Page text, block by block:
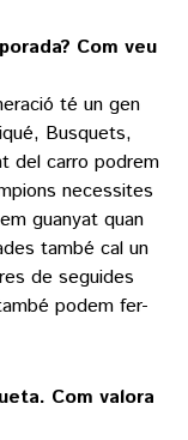
Com veu
té un gen
Busquets,
del carro podrem
necessites
guanyat quan
també cal un
de seguides
podem fer-
Com valora